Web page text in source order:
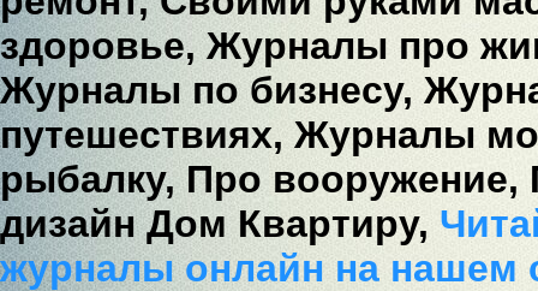
здоровье, Журналы про
Журналы по бизнесу,
путешествиях, Журналы
рыбалку, Про вооружение,
дизайн Дом Квартиру,
журналы онлайн на нашем